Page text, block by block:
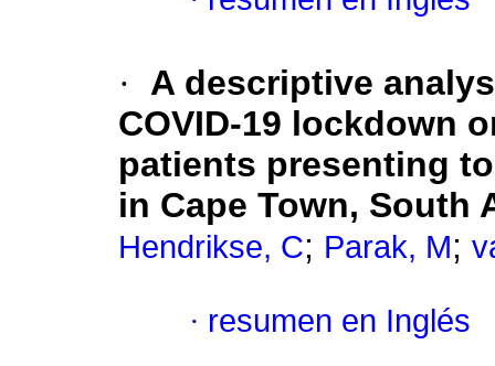
·
A descriptive
COVID-19 lockdown
patients presenting
in Cape Town, South
Hendrikse, C; Parak, M;
· resumen en Inglés